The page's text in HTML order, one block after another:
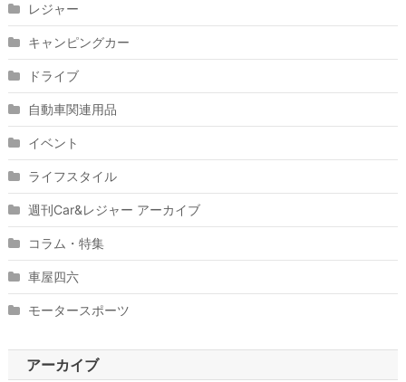
レジャー
キャンピングカー
ドライブ
自動車関連用品
イベント
ライフスタイル
週刊Car&レジャー アーカイブ
コラム・特集
車屋四六
モータースポーツ
アーカイブ